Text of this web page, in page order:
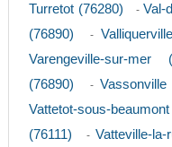
Turretot (76280) - Val-
(76890)
-
Varengeville-sur-mer
(76890)
- Vassonville
Vattetot-sous-
(76111)
- Vatteville-la-